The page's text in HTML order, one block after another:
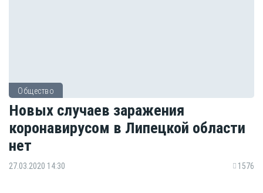
Общество
Новых случаев заражения
коронавирусом в Липецкой области
нет
27.03.2020 14:30 1576